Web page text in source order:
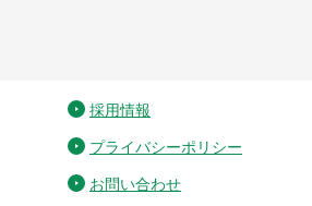
採用情報
プライバシーポリシー
お問い合わせ